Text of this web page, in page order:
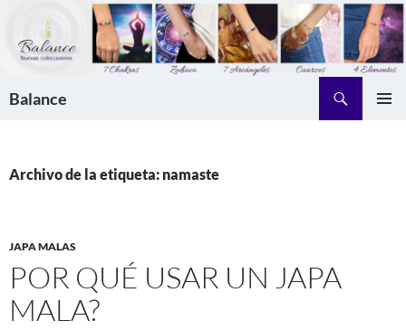
contenido
Balance
Archivo de la etiqueta: namaste
JAPA MALAS
POR QUÉ USAR UN JAPA
MALA?